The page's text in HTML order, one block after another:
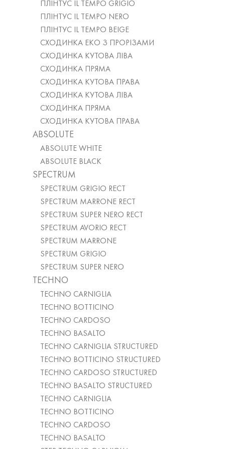
ПЛІНТУС IL TEMPO GRIGIO
ПЛІНТУС IL TEMPO NERO
ПЛІНТУС IL TEMPO BEIGE
СХОДИНКА ЕКО З ПРОРІЗАМИ
СХОДИНКА КУТОВА ЛІВА
СХОДИНКА ПРЯМА
СХОДИНКА КУТОВА ПРАВА
СХОДИНКА КУТОВА ЛІВА
СХОДИНКА ПРЯМА
СХОДИНКА КУТОВА ПРАВА
ABSOLUTE
ABSOLUTE WHITE
ABSOLUTE BLACK
SPECTRUM
SPECTRUM GRIGIO RECT
SPECTRUM MARRONE RECT
SPECTRUM SUPER NERO RECT
SPECTRUM AVORIO RECT
SPECTRUM MARRONE
SPECTRUM GRIGIO
SPECTRUM SUPER NERO
TECHNO
TECHNO CARNIGLIA
TECHNO BOTTICINO
TECHNO CARDOSO
TECHNO BASALTO
TECHNO CARNIGLIA STRUCTURED
TECHNO BOTTICINO STRUCTURED
TECHNO CARDOSO STRUCTURED
TECHNO BASALTO STRUCTURED
TECHNO CARNIGLIA
TECHNO BOTTICINO
TECHNO CARDOSO
TECHNO BASALTO